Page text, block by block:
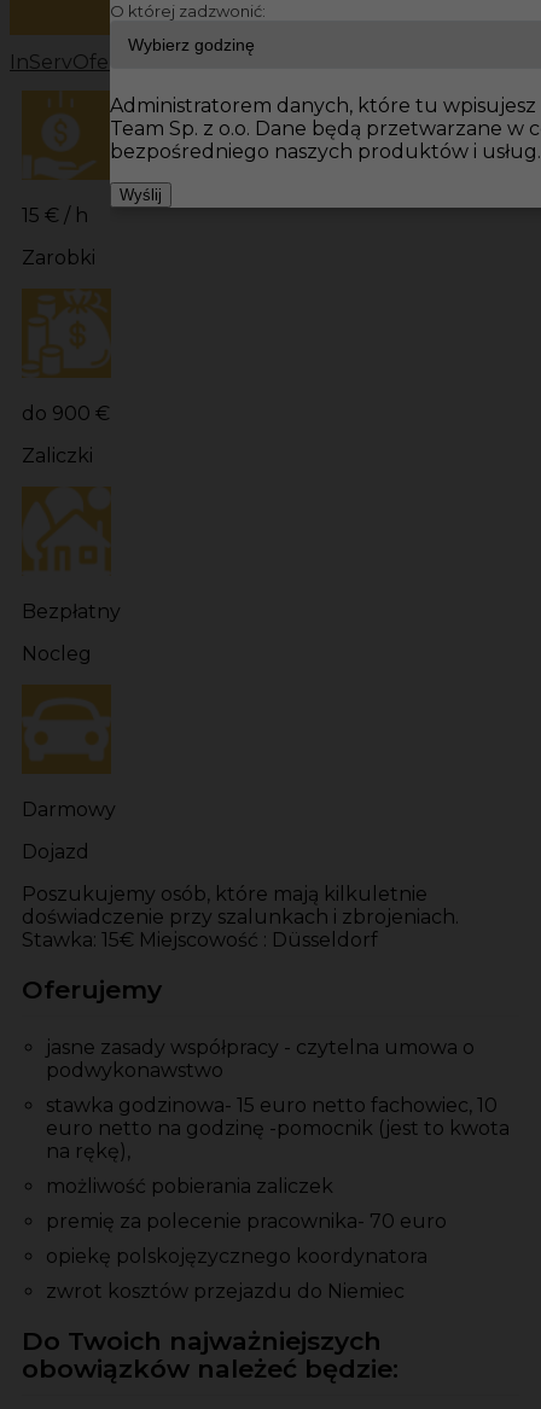
InServOferty pracy Prace budowlane Niemcy
15 € / h
Zarobki
do 900 €
Zaliczki
Bezpłatny
Nocleg
Darmowy
Dojazd
Poszukujemy osób, które mają kilkuletnie
doświadczenie przy szalunkach i zbrojeniach.
Stawka: 15€ Miejscowość : Düsseldorf
Oferujemy
jasne zasady współpracy - czytelna umowa o
podwykonawstwo
stawka godzinowa- 15 euro netto fachowiec, 10
euro netto na godzinę -pomocnik (jest to kwota
na rękę),
możliwość pobierania zaliczek
premię za polecenie pracownika- 70 euro
opiekę polskojęzycznego koordynatora
zwrot kosztów przejazdu do Niemiec
Do Twoich najważniejszych
obowiązków należeć będzie:
O której zadzwonić:
Administratorem danych, które tu wpisujesz
Team Sp. z o.o. Dane będą przetwarzane
bezpośredniego naszych produktów i usług.
Wyślij